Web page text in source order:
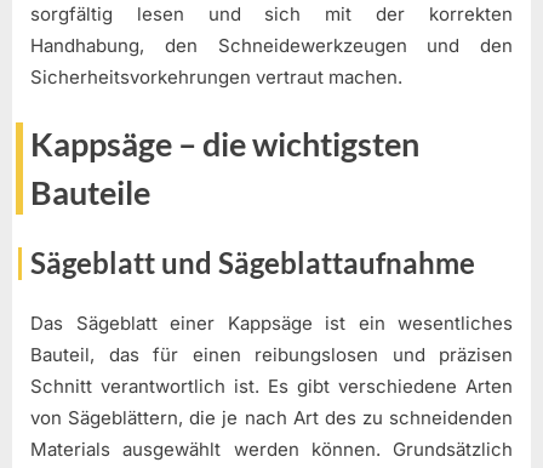
sorgfältig lesen und sich mit der korrekten
Handhabung, den Schneidewerkzeugen und den
Sicherheitsvorkehrungen vertraut machen.
Kappsäge – die wichtigsten
Bauteile
Sägeblatt und Sägeblattaufnahme
Das Sägeblatt einer Kappsäge ist ein wesentliches
Bauteil, das für einen reibungslosen und präzisen
Schnitt verantwortlich ist. Es gibt verschiedene Arten
von Sägeblättern, die je nach Art des zu schneidenden
Materials ausgewählt werden können. Grundsätzlich